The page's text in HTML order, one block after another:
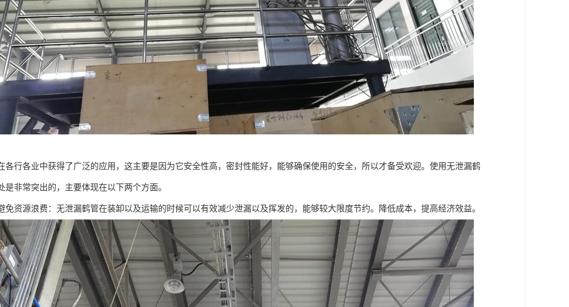
各行各业中获得了广泛的应用，这主要是因为它安全性高，密封性能好，能够确保使用的安全，所以才备受欢迎。使用无泄漏鹤
是非常突出的，主要体现在以下两个方面。
免资源浪费：无泄漏鹤管在装卸以及运输的时候可以有效减少泄漏以及挥发的，能够较大限度节约。降低成本，提高经济效益。